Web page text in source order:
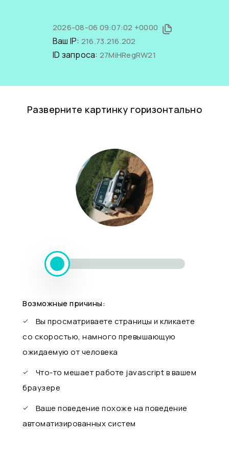
2026-08-06 09:07:02 +0000
Ваш IP: 216.73.216.202
ID запроса: 27MiHRegRW21
Разверните картинку горизонтально
Возможные причины:
Вы просматриваете страницы и кликаете
со скоростью, намного превышающую
ожидаемую от человека
Что-то мешает работе javascript в вашем
браузере
Ваше поведение похоже на поведение
автоматизированных систем